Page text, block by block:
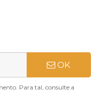
OK
Para tal, consulte a